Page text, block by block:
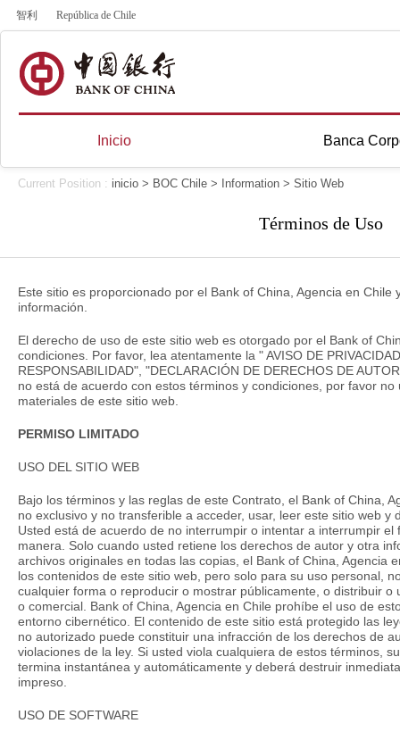
智利 República de Chile
Inicio Banca
Current Position : inicio > BOC Chile > Information > Sitio Web
Términos de Uso
Este sitio es proporcionado por el Bank of China, Agencia en Chile
información.
El derecho de uso de este sitio web es otorgado por el Bank of
condiciones. Por favor, lea atentamente la " AVISO DE
RESPONSABILIDAD", "DECLARACIÓN DE DERECHOS DE
no está de acuerdo con estos términos y condiciones, por favor
materiales de este sitio web.
PERMISO LIMITADO
USO DEL SITIO WEB
Bajo los términos y las reglas de este Contrato, el Bank of China,
no exclusivo y no transferible a acceder, usar, leer este sitio web y
Usted está de acuerdo de no interrumpir o intentar a interrumpir
manera. Solo cuando usted retiene los derechos de autor y otra
archivos originales en todas las copias, el Bank of China, Agencia
los contenidos de este sitio web, pero solo para su uso personal,
cualquier forma o reproducir o mostrar públicamente, o distribuir o
o comercial. Bank of China, Agencia en Chile prohíbe el uso de
entorno cibernético. El contenido de este sitio está protegido las
no autorizado puede constituir una infracción de los derechos de
violaciones de la ley. Si usted viola cualquiera de estos términos,
termina instantánea y automáticamente y deberá destruir
impreso.
USO DE SOFTWARE